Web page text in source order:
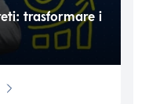
trasformare i